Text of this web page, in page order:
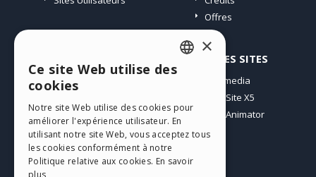
Offres
Mes Messages
Télécharger
Espace Web
Mes Crédits
AUTRES SITES
Incomedia
WebSite X5
WebAnimator
ENGLISH
GERMAN
SPANISH
×
Ce site Web utilise des
cookies
Notre site Web utilise des cookies pour
améliorer l'expérience utilisateur. En
utilisant notre site Web, vous acceptez tous
les cookies conformément à notre
Politique relative aux cookies. En savoir
plus